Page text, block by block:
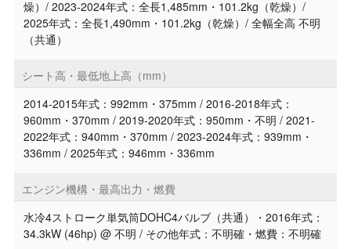
燥）/ 2023-2024年式：全長1,485mm・101.2kg（乾燥）/
2025年式：全長1,490mm・101.2kg（乾燥）/ 全幅全高 不明
（共通）
シート高・最低地上高（mm）
2014-2015年式：992mm・375mm / 2016-2018年式：
960mm・370mm / 2019-2020年式：950mm・不明 / 2021-
2022年式：940mm・370mm / 2023-2024年式：939mm・
336mm / 2025年式：946mm・336mm
エンジン機構・最高出力・燃費
水冷4ストローク単気筒DOHC4バルブ（共通）・2016年式：
34.3kW (46hp) @ 不明 / その他年式：不明確・燃費：不明確